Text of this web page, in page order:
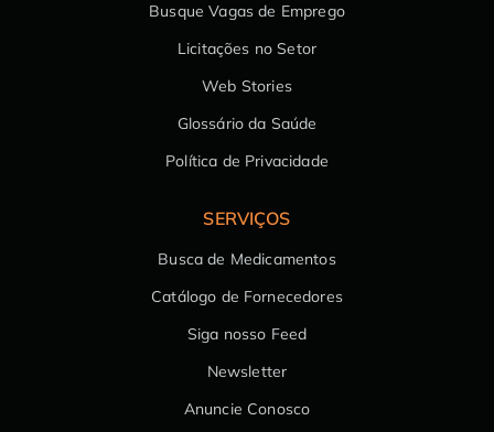
Busque Vagas de Emprego
Licitações no Setor
Web Stories
Glossário da Saúde
Política de Privacidade
SERVIÇOS
Busca de Medicamentos
Catálogo de Fornecedores
Siga nosso Feed
Newsletter
Anuncie Conosco